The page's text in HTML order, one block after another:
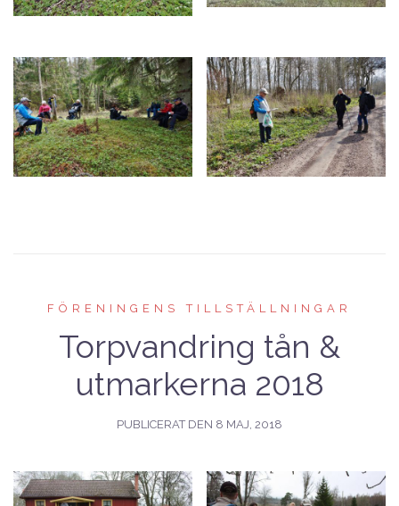
FÖRENINGENS TILLSTÄLLNINGAR
Torpvandring tån &
utmarkerna 2018
PUBLICERAT DEN 8 MAJ, 2018